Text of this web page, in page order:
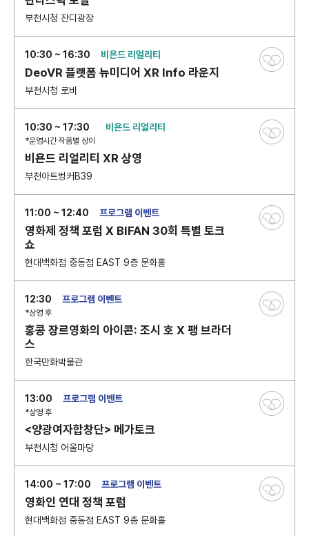
부천시청 잔디광장
10:30 ~ 16:30 비욘드 리얼리티
DeoVR 플랫폼 뉴미디어 XR Info 라운지
부천시청 로비
10:30 ~ 17:30
*운영시간 작품별 상이
비욘드 리얼리티
비욘드 리얼리티 XR 상영
부천아트벙커B39
11:00 ~ 12:40 프로그램 이벤트
영화제 정책 포럼 X BIFAN 30회 특별 토크
쇼
현대백화점 중동점 EAST 9층 문화홀
12:30
*상영 후
프로그램 이벤트
홍콩 장르영화의 아이콘: 조시 호 X 팽 브라더
스
한국만화박물관
13:00
*상영 후
프로그램 이벤트
<양광여자합창단> 메가토크
부천시청 어울마당
14:00 ~ 17:00 프로그램 이벤트
영화인 연대 정책 포럼
현대백화점 중동점 EAST 9층 문화홀